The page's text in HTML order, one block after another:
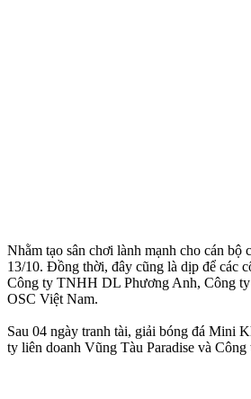
Nhằm tạo sân chơi lành mạnh cho cán
13/10. Đồng thời, đây cũng là dịp để các
Công ty TNHH DL Phương Anh, Công
OSC Việt Nam.
Sau 04 ngày tranh tài, giải bóng đá Mini
ty liên doanh Vũng Tàu Paradise và